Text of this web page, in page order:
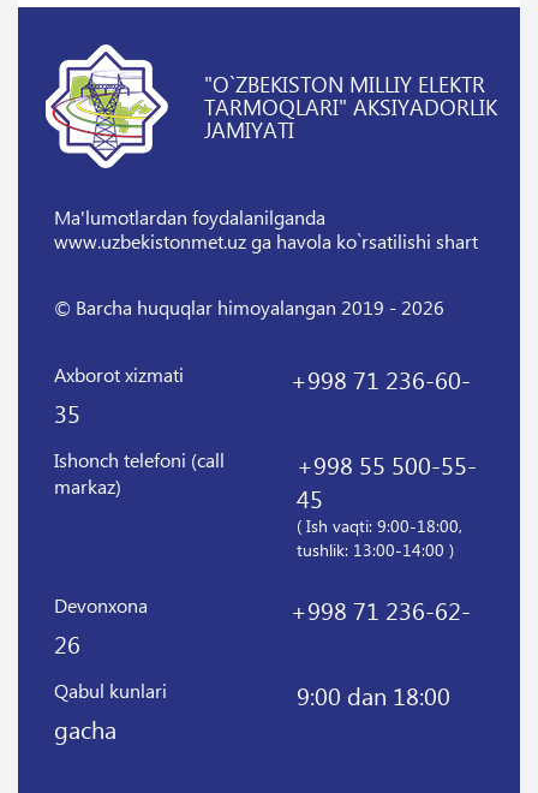
"O`ZBEKISTON MILLIY ELEKTR
TARMOQLARI" AKSIYADORLIK
JAMIYATI
Ma'lumotlardan foydalanilganda
www.uzbekistonmet.uz ga havola ko`rsatilishi shart
© Barcha huquqlar himoyalangan 2019 - 2026
Axborot xizmati
+998 71 236-60-
35
Ishonch telefoni (call
markaz)
+998 55 500-55-
45
( Ish vaqti: 9:00-18:00,
tushlik: 13:00-14:00 )
Devonxona
+998 71 236-62-
26
Qabul kunlari
9:00 dan 18:00
gacha